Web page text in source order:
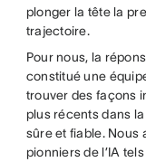
plonger la tête la
trajectoire.
Pour nous, la
constitué une
trouver des façons
plus récents dans
sûre et fiable. Nous
pionniers de l’IA